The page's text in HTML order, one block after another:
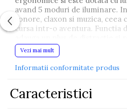
avand 5 moduri de iluminare.
sonore, claxon si muzica,
cursa intr-o aventura. Functia
de control al vitezei (pozitionat
adaptarea vitezei in functie de
indemanare al copilului.
incarcare, care functioneaza
pentru masinile electrice.
Vezi mai mult
Informatii conformitate produs
Caracteristici